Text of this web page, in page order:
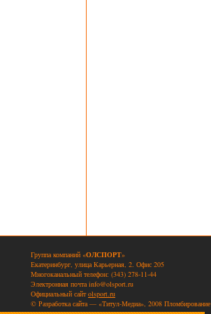
Группа компаний «ОЛСПОРТ»
Екатеринбург, улица Карьерная, 2. Офис 205
Многоканальный телефон: (343) 278-11-44
Электронная почта info@olsport.ru
Официальный сайтolsport.ru
© Разработка сайта — «Титул-Медиа», 2008